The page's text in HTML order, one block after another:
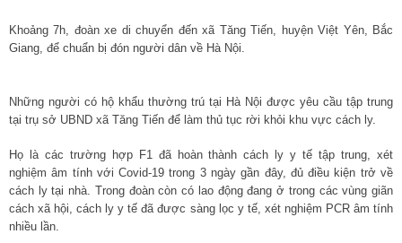
Khoảng 7h, đoàn xe di chuyển đến xã Tăng Tiến, huyện Việt Yên, Bắc
Giang, để chuẩn bị đón người dân về Hà Nội.
Những người có hộ khẩu thường trú tại Hà Nội được yêu cầu tập trung
tại trụ sở UBND xã Tăng Tiến để làm thủ tục rời khỏi khu vực cách ly.
Họ là các trường hợp F1 đã hoàn thành cách ly y tế tập trung, xét
nghiệm âm tính với Covid-19 trong 3 ngày gần đây, đủ điều kiện trở về
cách ly tại nhà. Trong đoàn còn có lao động đang ở trong các vùng giãn
cách xã hội, cách ly y tế đã được sàng lọc y tế, xét nghiệm PCR âm tính
nhiều lần.